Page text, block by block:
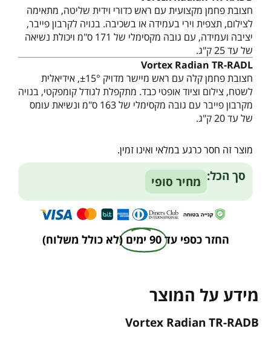
חצובת פחמן מקצועית עם ראש כדורי וידית שליטה, מתאימה
לצילום, תצפית וירי בעמידה או בשכיבה. בנויה לקרבון פייבר,
יציבה ועמידה, עם גובה מקסימלי של 171 ס"מ ויכולת נשיאה
של עד 25 ק"ג.
Vortex Radian TR-RADL
חצובת פחמן קלה עם ראש מיישר מדויק ±15°, אידיאלית
לשטח, צילום וציוד אופטי כבד. מתקפלת לגודל קומפקטי, בנויה
מקרבון פייבר עם גובה מקסימלי של 163 ס"מ ונשיאת עומס
של עד 20 ק"ג.
מוצר זה חסר כרגע במלאי ואינו זמין.
Alternative:
סך הכל: מחיר סופי
החזר כספי עד 90 ימים (לא כולל משלוח)
מידע על המוצר
Vortex Radian TR-RADB